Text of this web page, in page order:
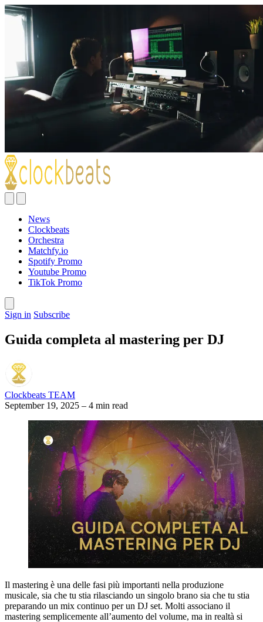
News
Clockbeats
Orchestra
Matchfy.io
Spotify Promo
Youtube Promo
TikTok Promo
Sign in Subscribe
Guida completa al mastering per DJ
Clockbeats TEAM
September 19, 2025 – 4 min read
Il mastering è una delle fasi più importanti nella produzione
musicale, sia che tu stia rilasciando un singolo brano sia che tu stia
preparando un mix continuo per un DJ set. Molti associano il
mastering semplicemente all’aumento del volume, ma in realtà si